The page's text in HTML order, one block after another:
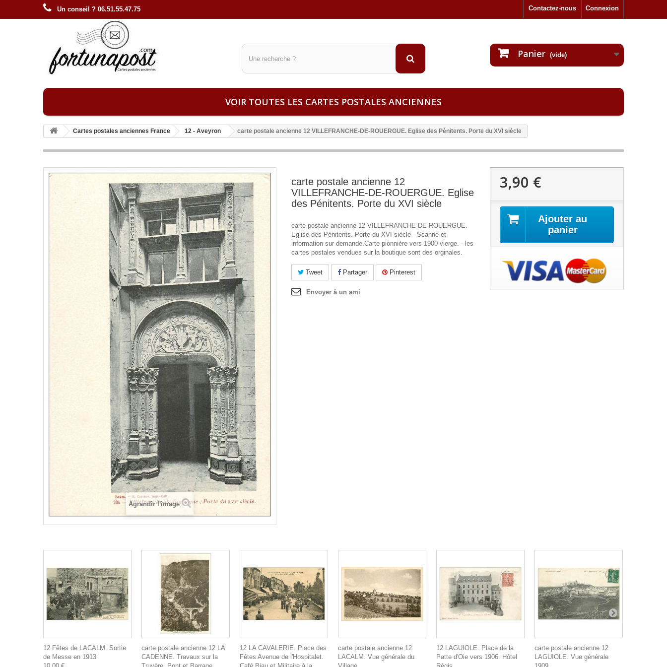
Connexion
Contactez-nous
Un conseil ? 06.51.55.47.75
Panier (vide)
VOIR TOUTES LES CARTES POSTALES ANCIENNES
Cartes postales anciennes France 12 - Aveyron carte postale ancienne 12 VILLEFRANCHE-DE-ROUERGUE. Eglise des Pénitents. Porte du XVI siècle
Agrandir l'image
carte postale ancienne 12
VILLEFRANCHE-DE-ROUERGUE. Eglise
des Pénitents. Porte du XVI siècle
carte postale ancienne 12 VILLEFRANCHE-DE-ROUERGUE.
Eglise des Pénitents. Porte du XVI siècle - Scanne et
information sur demande.Carte pionnière vers 1900 vierge. - les
cartes postales vendues sur la boutique sont des orginales.
Tweet Partager Pinterest
Envoyer à un ami
3,90 €
Ajouter au
panier
12 Fêtes de LACALM. Sortie
de Messe en 1913
carte postale ancienne 12 LA
CADENNE. Travaux sur la
12 LA CAVALERIE. Place des
Fêtes Avenue de l'Hospitalet.
carte postale ancienne 12
LACALM. Vue générale du
12 LAGUIOLE. Place de la
Patte d'Oie vers 1906. Hôtel
carte postale ancienne 12
LAGUIOLE. Vue générale